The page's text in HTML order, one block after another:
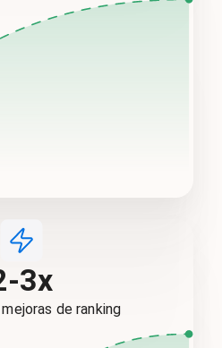
3x
mejoras de ranking